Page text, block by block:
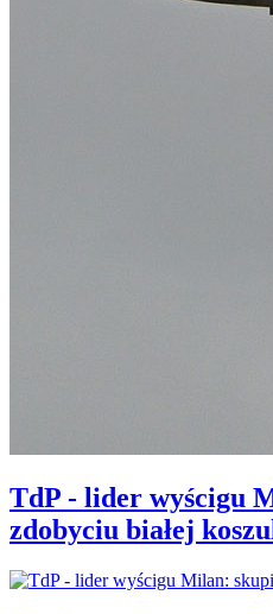
TdP - lider wyścigu
zdobyciu białej